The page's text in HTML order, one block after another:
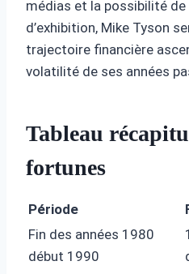
médias et la possibilité
d’exhibition, Mike Tyson
trajectoire financière
volatilité de ses années
Tableau
fortunes
Période
Fin des années 1980
début 1990